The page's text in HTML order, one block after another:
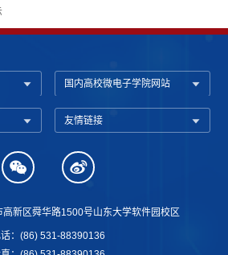
国内高校微电子学院网站
友情链接
新区舜华路1500号山东大学软件园校区
话：(86) 531-88390136